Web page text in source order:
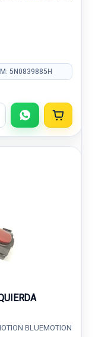
5N0839885H
BLUEMOTION